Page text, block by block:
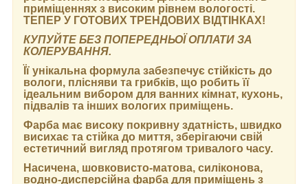
приміщеннях з високим рівнем вологості.
ТЕПЕР У ГОТОВИХ ТРЕНДОВИХ ВІДТІНКАХ!
КУПУЙТЕ БЕЗ ПОПЕРЕДНЬОЇ ОПЛАТИ ЗА
КОЛЕРУВАННЯ.
Її унікальна формула забезпечує стійкість до
вологи, плісняви та грибків, що робить її
ідеальним вибором для ванних кімнат, кухонь,
підвалів та інших вологих приміщень.
Фарба має високу покривну здатність, швидко
висихає та стійка до миття, зберігаючи свій
естетичний вигляд протягом тривалого часу.
Насичена, шовковисто-матова, силіконова,
водно-дисперсійна фарба для приміщень з